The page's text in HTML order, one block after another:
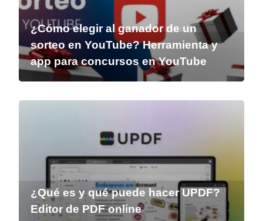
¿Cómo elegir al ganador de un
sorteo en YouTube? Herramienta y
app para concursos en YouTube
¿Qué es y qué puede hacer UPDF?
Editor de PDF online